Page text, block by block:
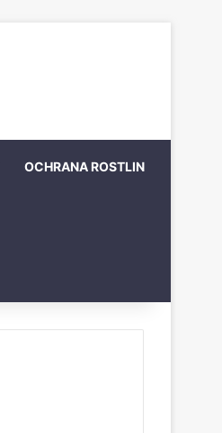
OCHRANA ROSTLIN